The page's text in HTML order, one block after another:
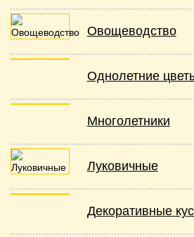
Овощеводство
Однолетние
Многолетники
Луковичные
Декоративные